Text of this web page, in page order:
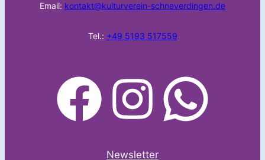
Email: kontakt@kulturverein-schneverdingen.de
Tel.: +49 5193 517559
facebook Instagram WhatsApp
Newsletter